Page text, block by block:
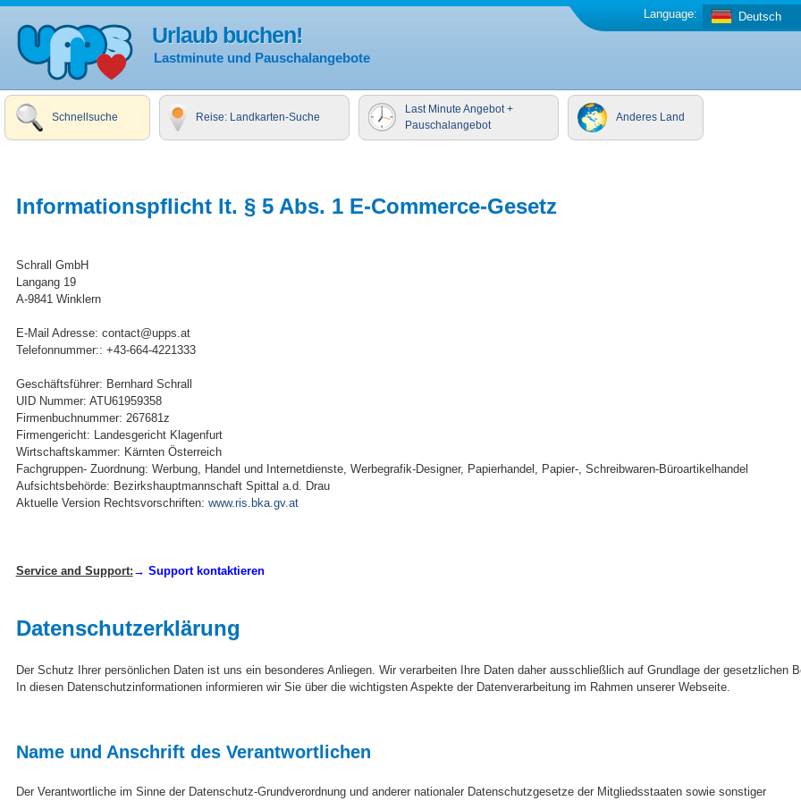
Urlaub buchen!
Lastminute und Pauschalangebote
Deutsch
Language:
Schnellsuche Reise: Landkarten-Suche
Last Minute Angebot +
Pauschalangebot
Anderes Land
Informationspflicht lt. § 5 Abs. 1 E-Commerce-Gesetz
Schrall GmbH
Langang 19
A-9841 Winklern
E-Mail Adresse: contact@upps.at
Telefonnummer:: +43-664-4221333
Geschäftsführer: Bernhard Schrall
UID Nummer: ATU61959358
Firmenbuchnummer: 267681z
Firmengericht: Landesgericht Klagenfurt
Wirtschaftskammer: Kärnten Österreich
Fachgruppen- Zuordnung: Werbung, Handel und Internetdienste, Werbegrafik-Designer, Papierhandel, Papier-, Schreibwaren-Büroartikelhandel
Aufsichtsbehörde: Bezirkshauptmannschaft Spittal a.d. Drau
Aktuelle Version Rechtsvorschriften: www.ris.bka.gv.at
Service and Support: → Support kontaktieren
Datenschutzerklärung
Der Schutz Ihrer persönlichen Daten ist uns ein besonderes Anliegen. Wir verarbeiten Ihre Daten daher ausschließlich auf Grundlage der gesetzlichen
In diesen Datenschutzinformationen informieren wir Sie über die wichtigsten Aspekte der Datenverarbeitung im Rahmen unserer Webseite.
Name und Anschrift des Verantwortlichen
Der Verantwortliche im Sinne der Datenschutz-Grundverordnung und anderer nationaler Datenschutzgesetze der Mitgliedsstaaten sowie sonstiger